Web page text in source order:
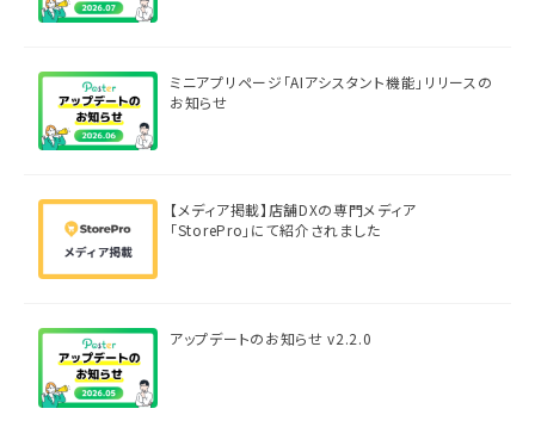
ミニアプリページ「AIアシスタント機能」リリースの
お知らせ
【メディア掲載】店舗DXの専門メディア
「StorePro」にて紹介されました
アップデートのお知らせ v2.2.0